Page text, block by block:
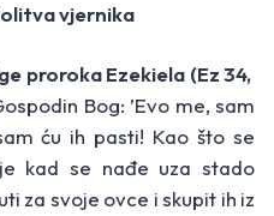
vjernika
proroka Ezekiela (Ez 34,
Bog: ’Evo me, sam
ću ih pasti! Kao što se
kad se nađe uza stado
za svoje ovce i skupit ih iz